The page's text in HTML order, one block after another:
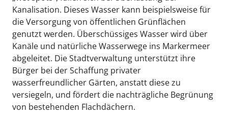
Kanalisation. Dieses Wasser kann beispielsweise für
die Versorgung von öffentlichen Grünflächen
genutzt werden. Überschüssiges Wasser wird über
Kanäle und natürliche Wasserwege ins Markermeer
abgeleitet. Die Stadtverwaltung unterstützt ihre
Bürger bei der Schaffung privater
wasserfreundlicher Gärten, anstatt diese zu
versiegeln, und fördert die nachträgliche Begrünung
von bestehenden Flachdächern.